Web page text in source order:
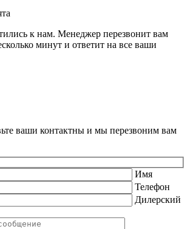
к нам. Менеджер перезвонит вам
минут и ответит на все ваши
ваши контактны и мы перезвоним вам
Имя
Телефон
Дилерский